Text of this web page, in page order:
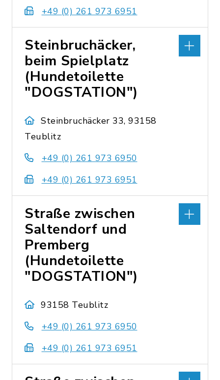
+49 (0) 261 973 6951
Steinbruchäcker,
beim Spielplatz
(Hundetoilette
"DOGSTATION")
Steinbruchäcker 33, 93158
Teublitz
+49 (0) 261 973 6950
+49 (0) 261 973 6951
Straße zwischen
Saltendorf und
Premberg
(Hundetoilette
"DOGSTATION")
93158 Teublitz
+49 (0) 261 973 6950
+49 (0) 261 973 6951